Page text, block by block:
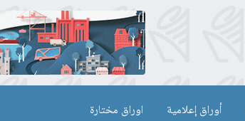
أوراق إعلامية اوراق مختارة